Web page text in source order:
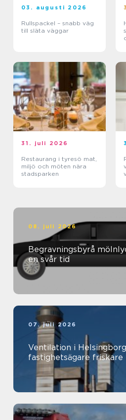
03. augusti 2026
Rullspackel – snabb väg
till släta väggar
31. juli 2026
Restaurang i tyresö mat,
miljö och möten nära
stadsparken
08. juli 2026
Begravningsbyrå mölnlycke tryggt
en svår tid
07. juli 2026
Ventilation i
fastighetsägare friskare